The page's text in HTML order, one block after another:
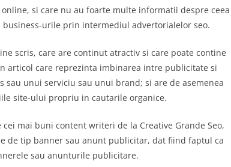
si care nu au foarte multe informatii despre ceea
urile prin intermediul advertorialelor seo.
scris, care are continut atractiv si care poate contine
articol care reprezinta imbinarea intre publicitate si
unui serviciu sau unui brand; si are de asemenea
site-ului propriu in cautarile organice.
mai buni content writeri de la Creative Grande Seo,
de tip banner sau anunt publicitar, dat fiind faptul ca
sau anunturile publicitare.